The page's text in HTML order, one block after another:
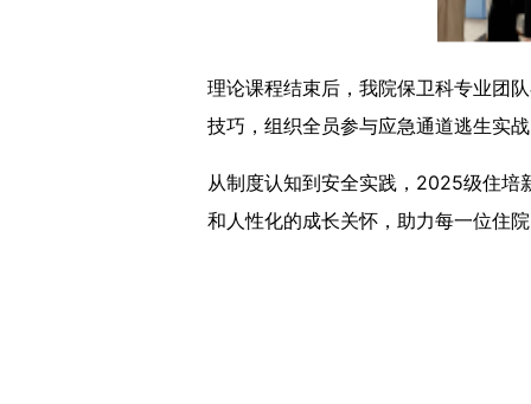
理论课程结束后，我院保卫科专业团
技巧，组织全员参与应急通道逃生实
从制度认知到安全实践，2025级住培
和人性化的成长关怀，助力每一位住